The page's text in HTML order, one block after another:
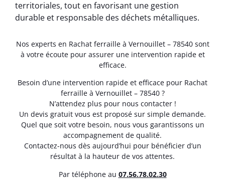
territoriales, tout en favorisant une gestion
durable et responsable des déchets métalliques.
Nos experts en Rachat ferraille à Vernouillet – 78540 sont
à votre écoute pour assurer une intervention rapide et
efficace.
Besoin d’une intervention rapide et efficace pour Rachat
ferraille à Vernouillet – 78540 ?
N’attendez plus pour nous contacter !
Un devis gratuit vous est proposé sur simple demande.
Quel que soit votre besoin, nous vous garantissons un
accompagnement de qualité.
Contactez-nous dès aujourd’hui pour bénéficier d’un
résultat à la hauteur de vos attentes.
Par téléphone au 07.56.78.02.30